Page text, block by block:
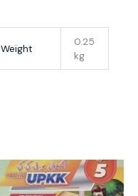
Weight
0.25
kg